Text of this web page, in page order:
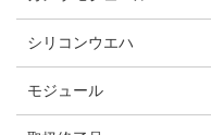
シリコンウエハ
モジュール